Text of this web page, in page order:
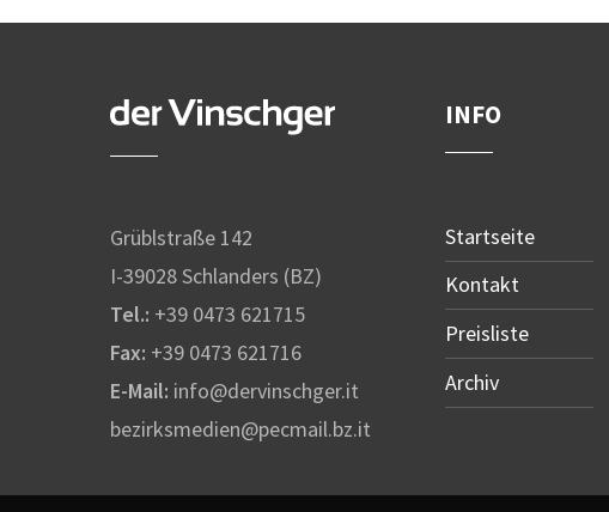
Grüblstraße 142
I-39028 Schlanders (BZ)
Tel.: +39 0473 621715
Fax: +39 0473 621716
E-Mail: info@dervinschger.it
bezirksmedien@pecmail.bz.it
INFO
Startseite
Kontakt
Preisliste
Archiv